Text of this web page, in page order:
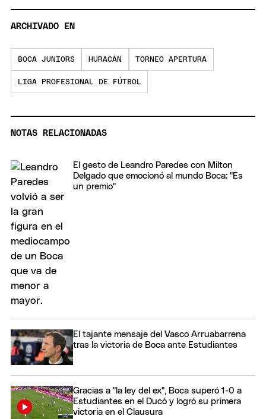
ARCHIVADO EN
BOCA JUNIORS HURACÁN TORNEO APERTURA
LIGA PROFESIONAL DE FÚTBOL
NOTAS RELACIONADAS
El gesto de Leandro Paredes con Milton
Delgado que emocionó al mundo Boca: "Es
un premio"
El tajante mensaje del Vasco Arruabarrena
tras la victoria de Boca ante Estudiantes
Gracias a "la ley del ex", Boca superó 1-0 a
Estudiantes en el Ducó y logró su primera
victoria en el Clausura